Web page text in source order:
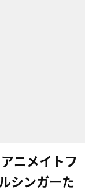
ニメイトフ
シンガーた